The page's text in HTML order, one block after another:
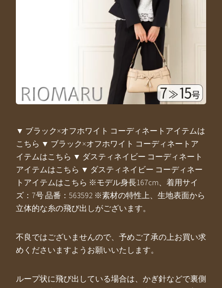
▼ ブラック×オフホワイト コーディネートアイテムは
こちら ▼ ブラック×オフホワイト コーディネートア
イテムはこちら ▼ ダスティネイビー コーディネート
アイテムはこちら ▼ ダスティネイビー コーディネー
トアイテムはこちら ※モデル身長167cm、着用サイ
ズ：7号 品番：563592 ※素材の特性上、生地表面から
立体的な糸の飛び出しがございます。
不良ではございませんので、予めご了承の上お買い求
めくださいますようお願いいたします。
ループ状に飛び出している場合は、かぎ針などで裏側